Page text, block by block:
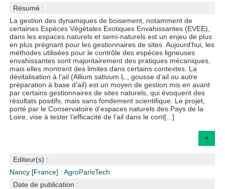
Résumé :
La gestion des dynamiques de boisement, notamment de
certaines Espèces Végétales Exotiques Envahissantes (EVEE),
dans les espaces naturels et semi-naturels est un enjeu de plus
en plus prégnant pour les gestionnaires de sites. Aujourd’hui, les
méthodes utilisées pour le contrôle des espèces ligneuses
envahissantes sont majoritairement des pratiques mécaniques,
mais elles montrent des limites dans certains contextes. La
dévitalisation à l’ail (Allium sativum L., gousse d’ail ou autre
préparation à base d’ail) est un moyen de gestion mis en avant
par certains gestionnaires de sites naturels, qui évoquent des
résultats positifs, mais sans fondement scientifique. Le projet,
porté par le Conservatoire d’espaces naturels des Pays de la
Loire, vise à tester l’efficacité de l’ail dans le cont[...]
+
Editeur(s) :
Nancy [France] : AgroParisTech
Date de publication :